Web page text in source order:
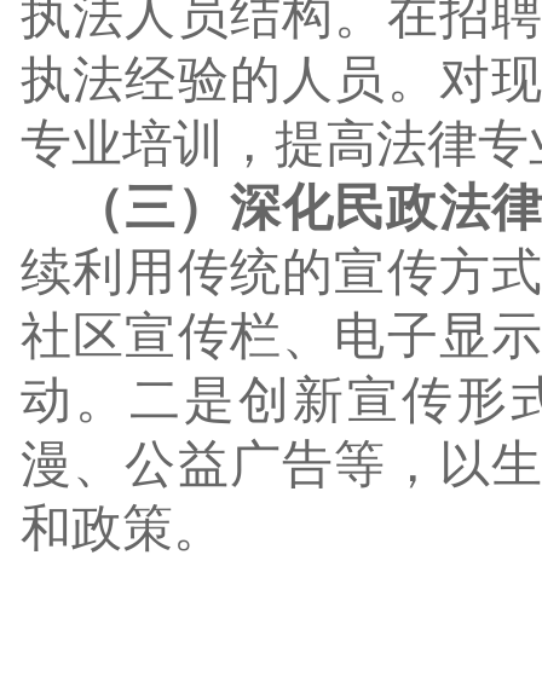
执法人员结构。在招
执法经验的人员。对
专业培训，提高法律
（三）深化民政法
续利用传统的宣传方
社区宣传栏、电子显
动。二是创新宣传形
漫、公益广告等，以
和政策。